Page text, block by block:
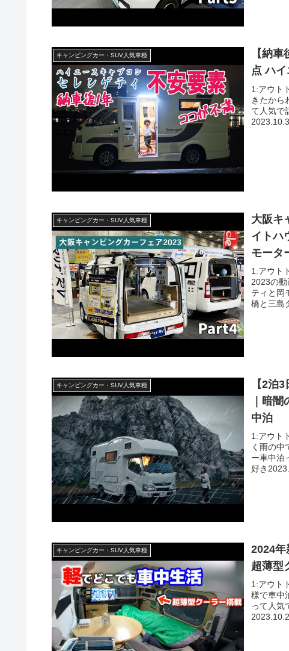
キャンピングカー・SUV人気車種
【納
点 ハ
1:アウト
きたから
て人気で
キャンピングカー・SUV人気車種
大阪キ
イトハ
モータ
りあ高
1:アウト
2023の
ティと岡
橋と三島
キャンピングカー・SUV人気車種
【2泊
｜暗
中泊
1:アウト
く雨の中
ー車中泊
好き
キャンピングカー・SUV人気車種
2024年
超薄型
1:アウト
様で車中
って人気